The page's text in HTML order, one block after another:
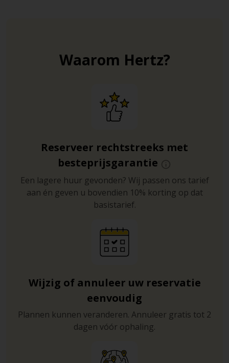
Waarom Hertz?
Reserveer rechtstreeks met
besteprijsgarantie
Een lagere huur gevonden? Wij passen ons tarief
aan én geven u bovendien 10% korting op dat
basistarief.
Wijzig of annuleer uw reservatie
eenvoudig
Plannen kunnen veranderen. Annuleer gratis tot 2
dagen vóór ophaling.